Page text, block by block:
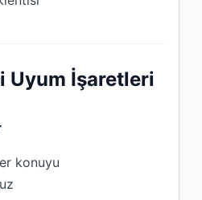
Uyum İşaretleri
konuyu